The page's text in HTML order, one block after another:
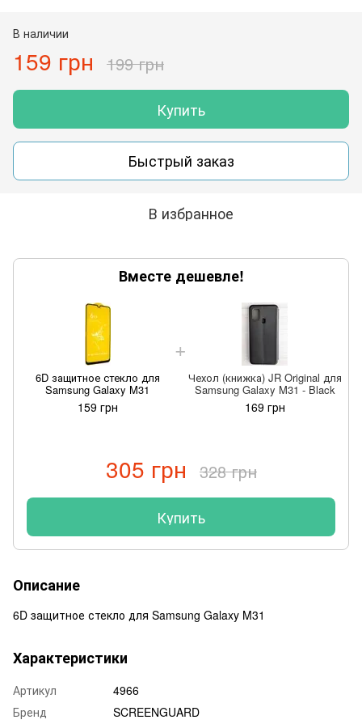
В наличии
159 грн 199 грн
Купить
Быстрый заказ
В избранное
Вместе дешевле!
6D защитное стекло для
Samsung Galaxy M31
159 грн
Чехол (книжка) JR Original для
Samsung Galaxy M31 - Black
169 грн
305 грн 328 грн
Купить
Описание
6D защитное стекло для Samsung Galaxy M31
Характеристики
Артикул
4966
Бренд
SCREENGUARD